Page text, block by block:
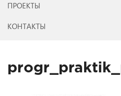
ПРОЕКТЫ
КОНТАКТЫ